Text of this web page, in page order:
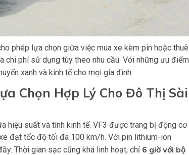
phép lựa chọn giữa việc mua xe kèm pin hoặc thuê
chi phí sử dụng tùy theo nhu cầu. Với những ưu điểm
xanh và kinh tế cho mọi gia đình.
Chọn Hợp Lý Cho Đô Thị Sài
hiệu suất và tính kinh tế. VF3 được trang bị động cơ
đạt tốc độ tối đa 100 km/h. Với pin lithium-ion
Thời gian sạc cũng khá linh hoạt, chỉ 6 giờ với bộ